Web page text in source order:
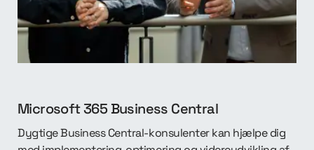
Microsoft 365 Business Central
Dygtige Business Central-konsulenter kan hjælpe dig